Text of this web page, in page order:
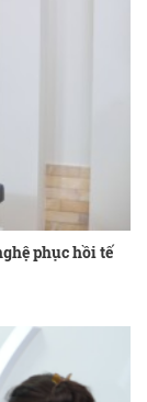
phục hồi tế